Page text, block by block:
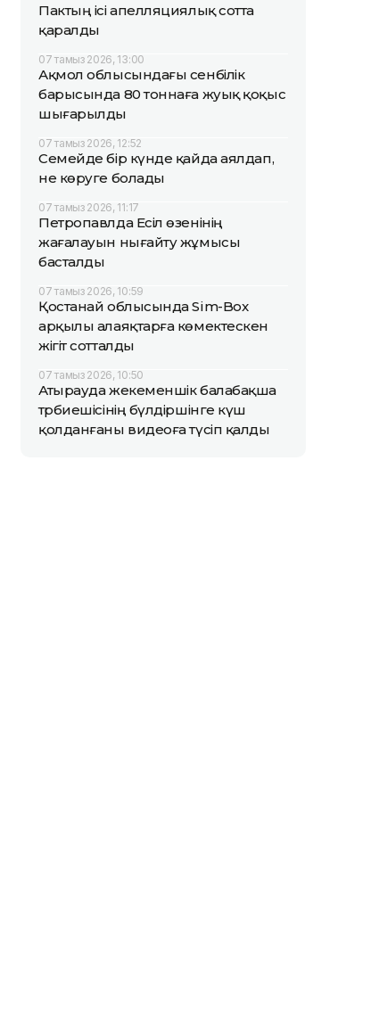
Пактың ісі апелляциялық сотта
қаралды
07 тамыз 2026, 13:00
Ақмол облысындағы сенбілік
барысында 80 тоннаға жуық қоқыс
шығарылды
07 тамыз 2026, 12:52
Семейде бір күнде қайда аялдап,
не көруге болады
07 тамыз 2026, 11:17
Петропавлда Есіл өзенінің
жағалауын нығайту жұмысы
басталды
07 тамыз 2026, 10:59
Қостанай облысында Sim-Box
арқылы алаяқтарға көмектескен
жігіт сотталды
07 тамыз 2026, 10:50
Атырауда жекеменшік балабақша
тәрбиешісінің бүлдіршінге күш
қолданғаны видеоға түсіп қалды